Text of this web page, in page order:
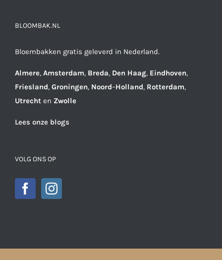
BLOOMBAK.NL
Bloembakken gratis geleverd in Nederland.
Almere, Amsterdam, Breda, Den Haag, Eindhoven,
Friesland, Groningen, Noord–Holland, Rotterdam,
Utrecht en Zwolle
Lees onze blogs
VOLG ONS OP